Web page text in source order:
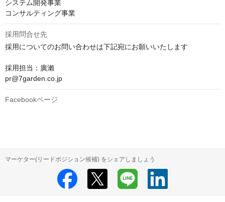
システム開発事業
コンサルティング事業
採用問合せ先
採用についてのお問い合わせは下記宛にお願いいたします
採用担当：廣瀨
pr@7garden.co.jp
Facebookページ
マーケター(リードポジション候補) をシェアしましょう